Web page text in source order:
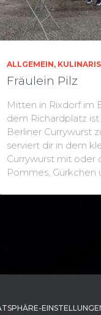
ALLGEMEIN
Fräulein Pilz
Mitten in Rixdorf im
dem Richardplatz
Berliner Currywurst
serviert dir in dem
Currywurst mit oder
Pommes, Gürkchen